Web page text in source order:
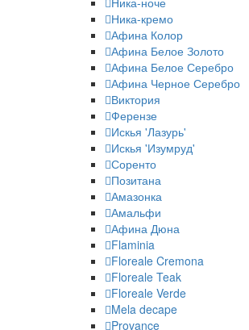
Ника-кремо
Афина Колор
Афина Белое Золото
Афина Белое Серебро
Афина Черное Серебро
Виктория
Ферензе
Искья 'Лазурь'
Искья 'Изумруд'
Соренто
Позитана
Амазонка
Амальфи
Афина Дюна
Flaminia
Floreale Cremona
Floreale Teak
Floreale Verde
Mela decape
Provance